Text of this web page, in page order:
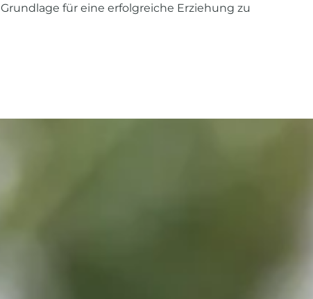
für eine erfolgreiche Erziehung zu